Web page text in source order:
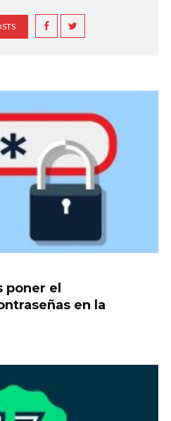
el
en la